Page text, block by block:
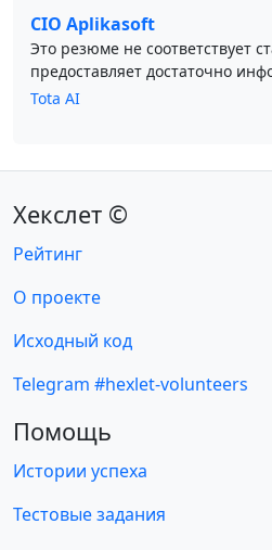
CIO Aplikasoft
Это резюме не соответствует
предоставляет достаточно
Tota AI
Хекслет ©
Рейтинг
О проекте
Исходный код
Telegram #hexlet-volunteers
Помощь
Истории успеха
Тестовые задания